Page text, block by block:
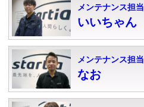
メンテナンス担当
いいちゃん
メンテナンス担当
なお